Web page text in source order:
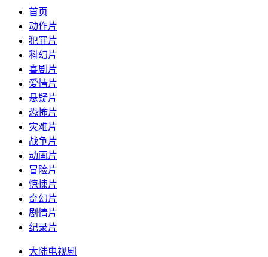
首页
动作片
犯罪片
科幻片
喜剧片
爱情片
悬疑片
恐怖片
灾难片
战争片
动画片
冒险片
惊悚片
奇幻片
剧情片
纪录片
大陆电视剧